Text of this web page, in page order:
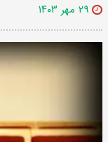
۲۹ مهر ۱۴۰۳